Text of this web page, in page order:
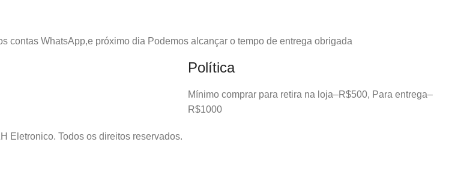
contas WhatsApp,e próximo dia Podemos alcançar o tempo de entrega obrigada
Política
Mínimo comprar para retira na loja–R$500, Para entrega–
R$1000
Eletronico. Todos os direitos reservados.